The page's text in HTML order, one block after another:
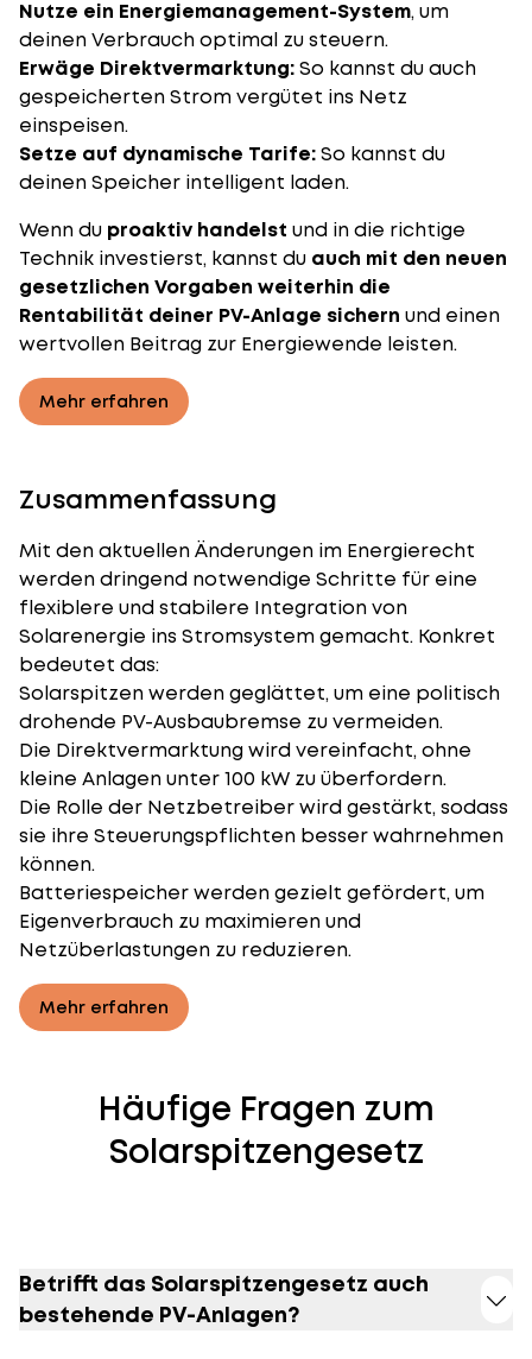
Nutze ein Energiemanagement-System, um
deinen Verbrauch optimal zu steuern.
Erwäge Direktvermarktung:So kannst du auch
gespeicherten Strom vergütet ins Netz
einspeisen.
Setze auf dynamische Tarife:So kannst du
deinen Speicher intelligent laden.
Wenn du proaktiv handelst und in die richtige
Technik investierst, kannst du auch mit den neuen
gesetzlichen Vorgaben weiterhin die
Rentabilität deiner PV-Anlage sichern und einen
wertvollen Beitrag zur Energiewende leisten.
Mehr erfahren
Zusammenfassung
Mit den aktuellen Änderungen im Energierecht
werden dringend notwendige Schritte für eine
flexiblere und stabilere Integration von
Solarenergie ins Stromsystem gemacht. Konkret
bedeutet das:
Solarspitzen werden geglättet, um eine politisch
drohende PV-Ausbaubremse zu vermeiden.
Die Direktvermarktung wird vereinfacht, ohne
kleine Anlagen unter 100 kW zu überfordern.
Die Rolle der Netzbetreiber wird gestärkt, sodass
sie ihre Steuerungspflichten besser wahrnehmen
können.
Batteriespeicher werden gezielt gefördert, um
Eigenverbrauch zu maximieren und
Netzüberlastungen zu reduzieren.
Mehr erfahren
Häufige Fragen zum
Solarspitzengesetz
Betrifft das Solarspitzengesetz auch
bestehende PV-Anlagen?